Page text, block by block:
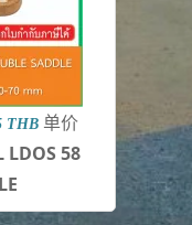
THB 单价
LDOS 58